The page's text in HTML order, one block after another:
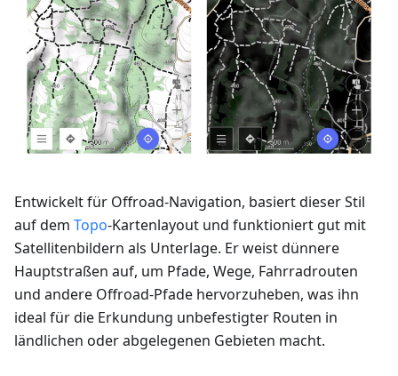
Entwickelt für Offroad-Navigation, basiert dieser Stil
auf dem Topo-Kartenlayout und funktioniert gut mit
Satellitenbildern als Unterlage. Er weist dünnere
Hauptstraßen auf, um Pfade, Wege, Fahrradrouten
und andere Offroad-Pfade hervorzuheben, was ihn
ideal für die Erkundung unbefestigter Routen in
ländlichen oder abgelegenen Gebieten macht.